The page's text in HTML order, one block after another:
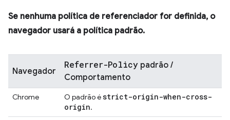
Se nenhuma política de referenciador for definida, o
navegador usará a política padrão.
Navegador
Referrer-Policy padrão /
Comportamento
Chrome O padrão éstrict-origin-when-cross-
origin.